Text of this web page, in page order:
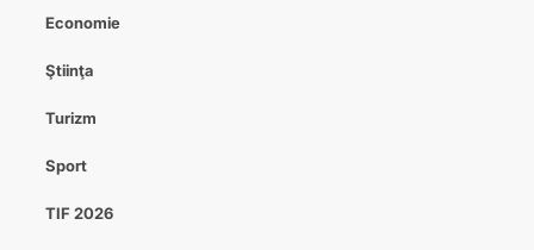
Economie
Ştiinţa
Turizm
Sport
TIF 2026